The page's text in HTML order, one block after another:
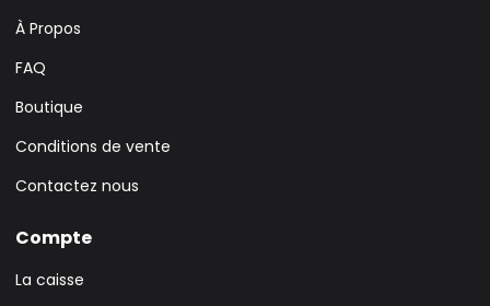
À Propos
FAQ
Boutique
Conditions de vente
Contactez nous
Compte
La caisse